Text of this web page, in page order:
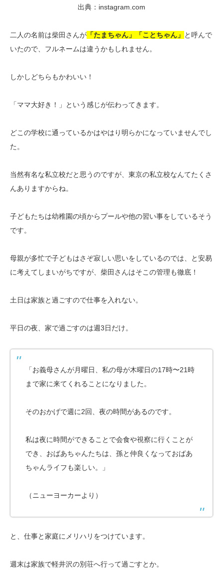
出典：instagram.com
二人の名前は柴田さんが 「たまちゃん」「ことちゃん」 と呼んで
いたので、フルネームは違うかもしれません。
しかしどちらもかわいい！
「ママ大好き！」という感じが伝わってきます。
どこの学校に通っているかはやはり明らかになっていませんでし
た。
当然有名な私立校だと思うのですが、東京の私立校なんてたくさ
んありますからね。
子どもたちは幼稚園の頃からプールや他の習い事をしているそう
です。
母親が多忙で子どもはさぞ寂しい思いをしているのでは、と安易
に考えてしまいがちですが、柴田さんはそこの管理も徹底！
土日は家族と過ごすので仕事を入れない。
平日の夜、家で過ごすのは週3日だけ。
「お義母さんが月曜日、私の母が木曜日の17時〜21時
まで家に来てくれることになりました。
そのおかげで週に2回、夜の時間があるのです。
私は夜に時間ができることで会食や視察に行くことが
でき、おばあちゃんたちは、孫と仲良くなっておばあ
ちゃんライフも楽しい。」
（ニューヨーカーより）
と、仕事と家庭にメリハリをつけています。
週末は家族で軽井沢の別荘へ行って過ごすとか。